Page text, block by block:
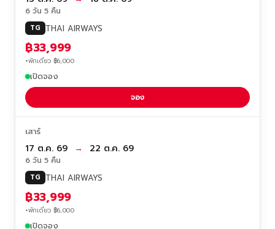
6 วัน 5 คืน
TG THAI AIRWAYS
฿33,999
+พักเดี่ยว ฿6,000
เปิดจอง
จอง
เสาร์
17 ต.ค. 69 → 22 ต.ค. 69
6 วัน 5 คืน
TG THAI AIRWAYS
฿33,999
+พักเดี่ยว ฿6,000
เปิดจอง